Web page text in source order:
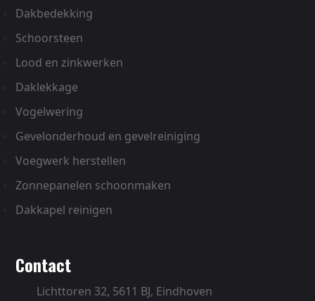
Dakbedekking
Schoorsteen
Lood en zinkwerken
Daklekkage
Vogelwering
Gevelonderhoud en gevelreiniging
Voegwerk herstellen
Zonnepanelen schoonmaken
Dakkapel reinigen
contact
Lichttoren 32, 5611 BJ, Eindhoven